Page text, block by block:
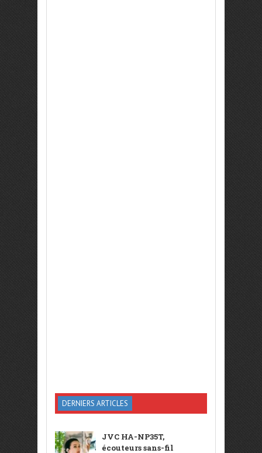
DERNIERS ARTICLES
JVC HA-NP35T,
écouteurs sans-fil